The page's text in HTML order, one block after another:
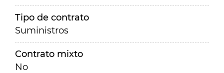
Tipo de contrato
Suministros
Contrato mixto
No